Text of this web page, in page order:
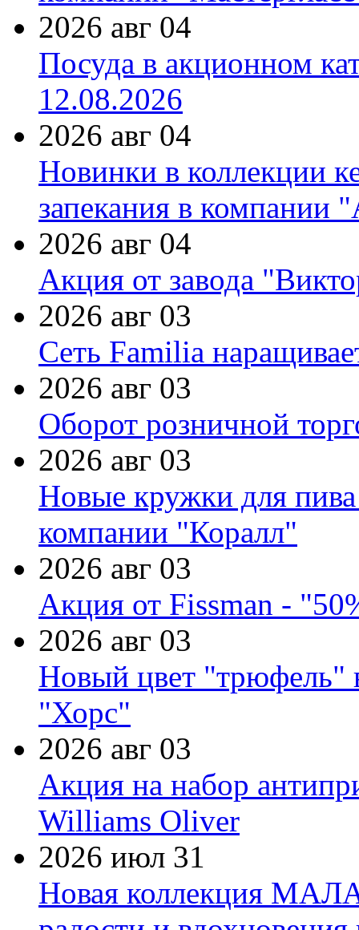
2026 авг 04
Посуда в акционном
12.08.2026
2026 авг 04
Новинки в коллекции
запекания в компании
2026 авг 04
Акция от завода
2026 авг 03
Сеть Familia
2026 авг 03
Оборот розничной
2026 авг 03
Новые кружки для
компании "Коралл"
2026 авг 03
Акция от Fissman -
2026 авг 03
Новый цвет "трюфель"
"Хорс"
2026 авг 03
Акция на набор
Williams Oliver
2026 июл 31
Новая коллекция